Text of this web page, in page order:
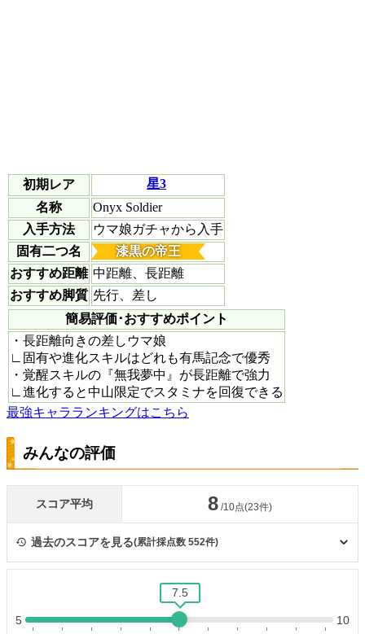
初期レア
星3
名称
Onyx Soldier
入手方法
ウマ娘ガチャから入手
固有二つ名
漆黒の帝王
おすすめ距離 中距離、長距離
おすすめ脚質 先行、差し
簡易評価･おすすめポイント
・長距離向きの差しウマ娘
∟固有や進化スキルはどれも有馬記念で優秀
・覚醒スキルの『無我夢中』が長距離で強力
∟進化すると中山限定でスタミナを回復できる
最強キャラランキングはこちら
みんなの評価